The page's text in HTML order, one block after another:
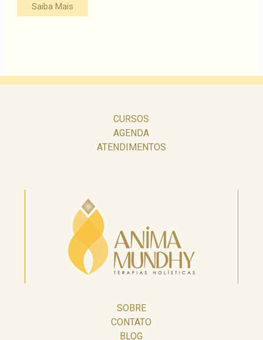
Saiba Mais
CURSOS
AGENDA
ATENDIMENTOS
SOBRE
CONTATO
BLOG